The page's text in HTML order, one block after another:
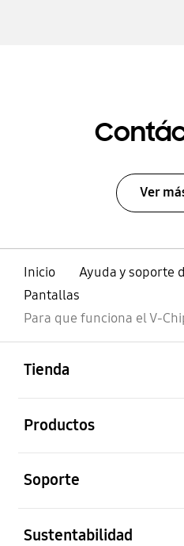
Ver
Inicio
Ayuda y soporte
Pantallas
Para que funciona el V-
Tienda
Productos
Soporte
Sustentabilidad